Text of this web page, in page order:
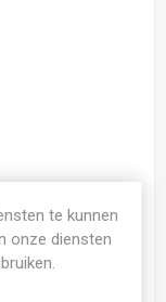
te kunnen
onze diensten